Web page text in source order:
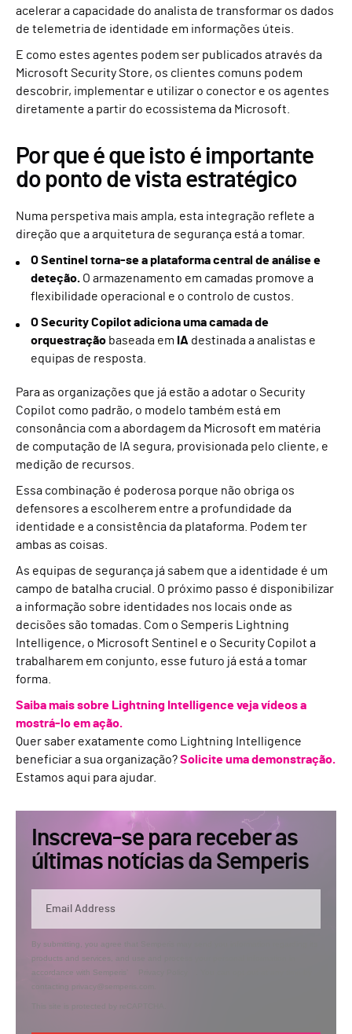
acelerar a capacidade do analista de transformar os dados
de telemetria de identidade em informações úteis.
E como estes agentes podem ser publicados através da
Microsoft Security Store, os clientes comuns podem
descobrir, implementar e utilizar o conector e os agentes
diretamente a partir do ecossistema da Microsoft.
Por que é que isto é importante
do ponto de vista estratégico
Numa perspetiva mais ampla, esta integração reflete a
direção que a arquitetura de segurança está a tomar.
O Sentinel torna-se a plataforma central de análise e
deteção. O armazenamento em camadas promove a
flexibilidade operacional e o controlo de custos.
O Security Copilot adiciona uma camada de
orquestração baseada em IA destinada a analistas e
equipas de resposta.
Para as organizações que já estão a adotar o Security
Copilot como padrão, o modelo também está em
consonância com a abordagem da Microsoft em matéria
de computação de IA segura, provisionada pelo cliente, e
medição de recursos.
Essa combinação é poderosa porque não obriga os
defensores a escolherem entre a profundidade da
identidade e a consistência da plataforma. Podem ter
ambas as coisas.
As equipas de segurança já sabem que a identidade é um
campo de batalha crucial. O próximo passo é disponibilizar
a informação sobre identidades nos locais onde as
decisões são tomadas. Com o Semperis Lightning
Intelligence, o Microsoft Sentinel e o Security Copilot a
trabalharem em conjunto, esse futuro já está a tomar
forma.
Saiba mais sobre Lightning Intelligence veja vídeos a
mostrá-lo em ação.
Quer saber exatamente como Lightning Intelligence
beneficiar a sua organização?Solicite uma demonstração.
Estamos aqui para ajudar.
Inscreva-se para receber as
últimas notícias da Semperis
By submitting, you agree that Semperis may send you information regarding its
products and services, and use and process your personal information in
accordance with Semperis’
contacting privacy@semperis.com.
This site is protected by reCAPTCHA.